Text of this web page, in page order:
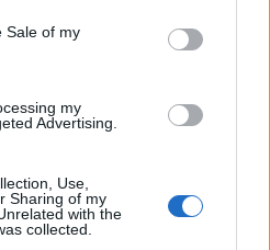
Sale of my
my
Advertising.
Use,
Sharing of my
with the
collected.
uit na opmerkingen
de Feyenoord-spelers
nieuw tijdperk: programma